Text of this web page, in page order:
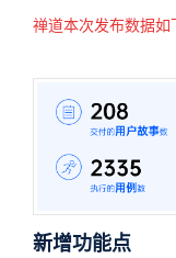
禅道本次发布数据如
新增功能点